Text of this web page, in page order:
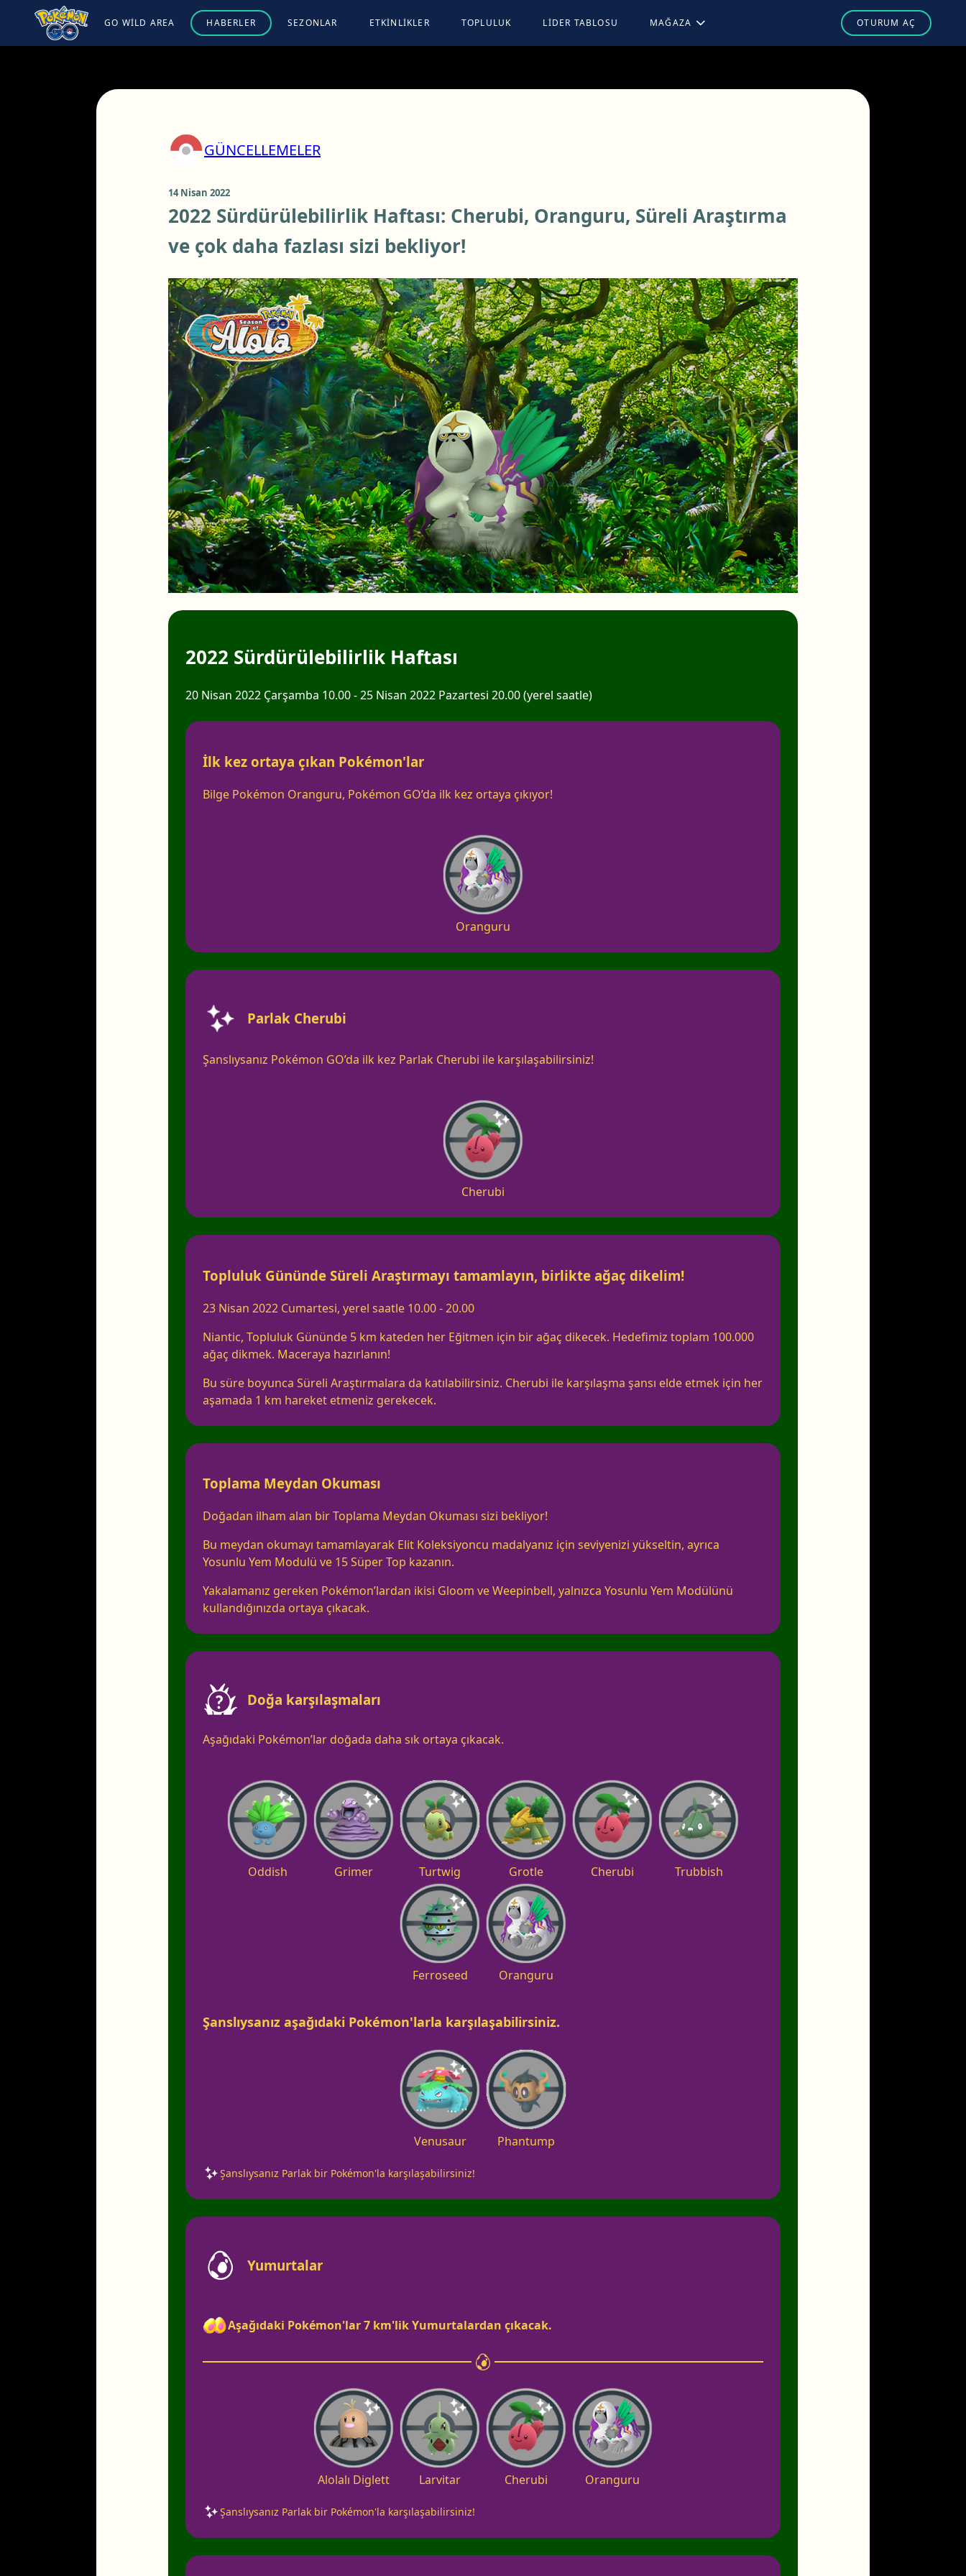
GO WILD AREA HABERLER SEZONLAR ETKİNLİKLER TOPLULUK LİDER TABLOSU MAĞAZA
GÜNCELLEMELER
14 Nisan 2022
2022 Sürdürülebilirlik Haftası: Cherubi, Oranguru, Süreli Araştırma
ve çok daha fazlası sizi bekliyor!
2022 Sürdürülebilirlik Haftası
20 Nisan 2022 Çarşamba 10.00 - 25 Nisan 2022 Pazartesi 20.00 (yerel saatle)
İlk kez ortaya çıkan Pokémon'lar
Bilge Pokémon Oranguru, Pokémon GO’da ilk kez ortaya çıkıyor!
Oranguru
Parlak Cherubi
Şanslıysanız Pokémon GO’da ilk kez Parlak Cherubi ile karşılaşabilirsiniz!
Cherubi
Topluluk Gününde Süreli Araştırmayı tamamlayın, birlikte ağaç dikelim!
23 Nisan 2022 Cumartesi, yerel saatle 10.00 - 20.00
Niantic, Topluluk Gününde 5 km kateden her Eğitmen için bir ağaç dikecek. Hedefimiz toplam 100.000
ağaç dikmek. Maceraya hazırlanın!
Bu süre boyunca Süreli Araştırmalara da katılabilirsiniz. Cherubi ile karşılaşma şansı elde etmek için her
aşamada 1 km hareket etmeniz gerekecek.
Toplama Meydan Okuması
Doğadan ilham alan bir Toplama Meydan Okuması sizi bekliyor!
Bu meydan okumayı tamamlayarak Elit Koleksiyoncu madalyanız için seviyenizi yükseltin, ayrıca
Yosunlu Yem Modulü ve 15 Süper Top kazanın.
Yakalamanız gereken Pokémon’lardan ikisi Gloom ve Weepinbell, yalnızca Yosunlu Yem Modülünü
kullandığınızda ortaya çıkacak.
Doğa karşılaşmaları
Aşağıdaki Pokémon’lar doğada daha sık ortaya çıkacak.
Oddish Grimer Turtwig Grotle Cherubi Trubbish
Ferroseed Oranguru
Şanslıysanız aşağıdaki Pokémon'larla karşılaşabilirsiniz.
Venusaur Phantump
Şanslıysanız Parlak bir Pokémon'la karşılaşabilirsiniz!
Yumurtalar
Aşağıdaki Pokémon'lar 7 km'lik Yumurtalardan çıkacak.
Alolalı Diglett Larvitar Cherubi Oranguru
Şanslıysanız Parlak bir Pokémon'la karşılaşabilirsiniz!